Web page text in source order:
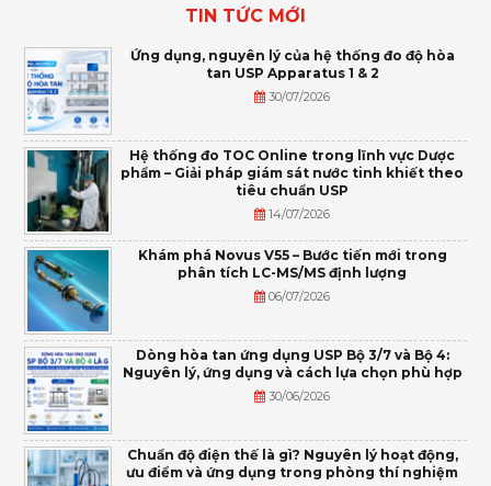
TIN TỨC MỚI
Ứng dụng, nguyên lý của hệ thống đo độ hòa
tan USP Apparatus 1 & 2
30/07/2026
Hệ thống đo TOC Online trong lĩnh vực Dược
phẩm – Giải pháp giám sát nước tinh khiết theo
tiêu chuẩn USP
14/07/2026
Khám phá Novus V55 – Bước tiến mới trong
phân tích LC-MS/MS định lượng
06/07/2026
Dòng hòa tan ứng dụng USP Bộ 3/7 và Bộ 4:
Nguyên lý, ứng dụng và cách lựa chọn phù hợp
30/06/2026
Chuẩn độ điện thế là gì? Nguyên lý hoạt động,
ưu điểm và ứng dụng trong phòng thí nghiệm